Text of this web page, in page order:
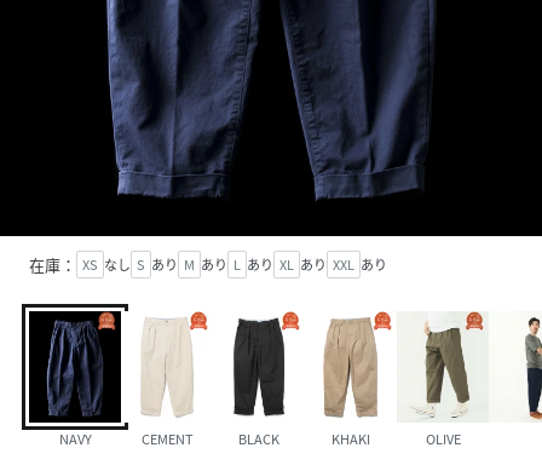
在庫： XS なし S あり M あり L あり XL あり XXL あり
NAVY CEMENT BLACK KHAKI OLIVE